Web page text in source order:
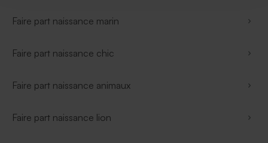
Faire part naissance marin
Faire part naissance chic
Faire part naissance animaux
Faire part naissance lion